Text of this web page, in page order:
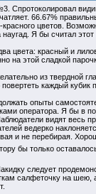
Спротоколировал
66.67%
цветов.
наугад. Я бы считал
цвета: красный и
на этой сладкой
из твердной
каждый
опыты
оператора. Я бы в
видят весь
ведерко
и не перебирая.
бы только
следует
салфеточку на шею,